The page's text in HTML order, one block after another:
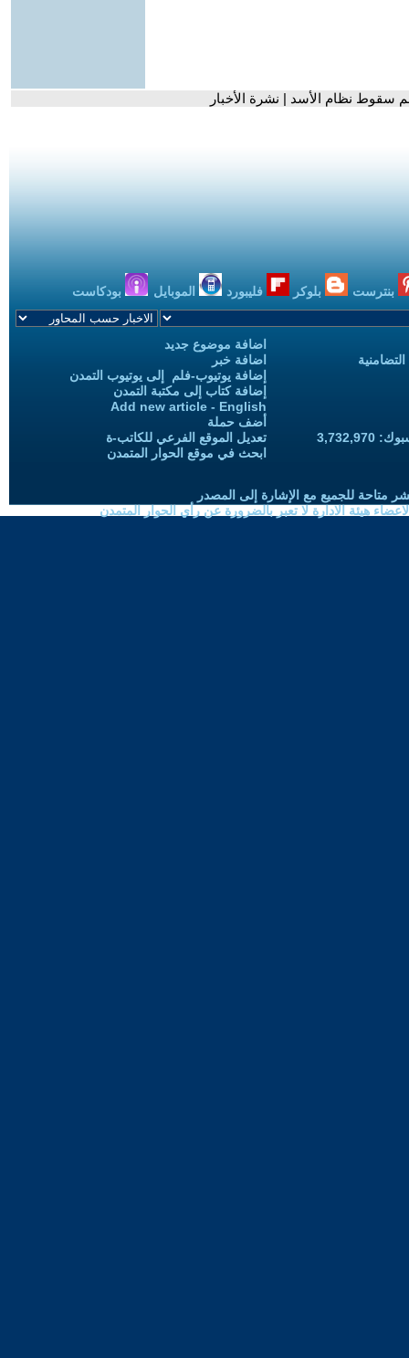
سقوط نظام الأسد | نشرة الأخبار
بنترست بلوكر فليبورد الموبايل بودكاست
اضافة موضوع جديد
اضافة خبر
إضافة يوتيوب-فلم إلى يوتيوب التمدن
إضافة كتاب إلى مكتبة التمدن
Add new article - English
أضف حملة
تعديل الموقع الفرعي للكاتب-ة
ابحث في موقع الحوار المتمدن
متاحة للجميع مع الإشارة إلى المصدر
هيئة الادارة لا تعبر بالضرورة عن رأي الحوار المتمدن